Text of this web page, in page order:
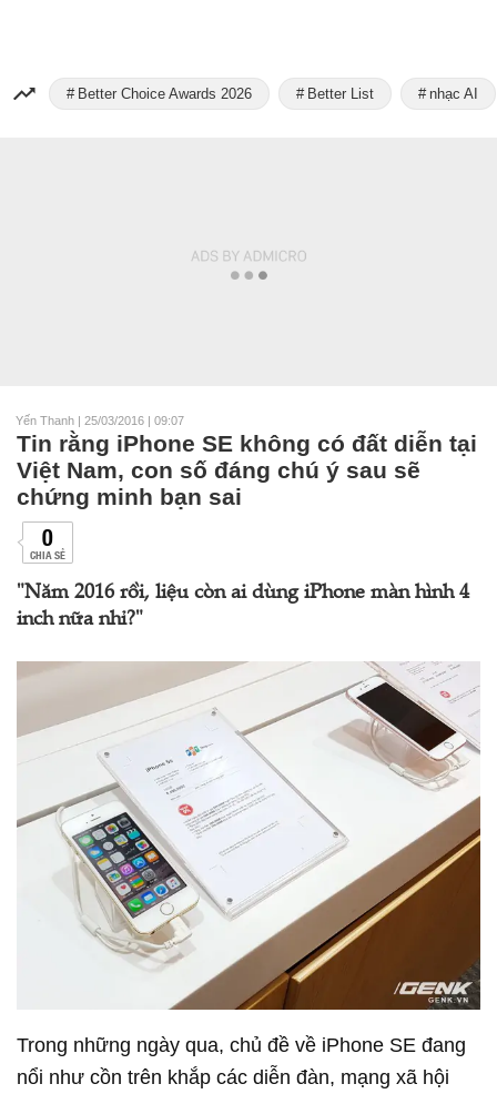
Better Choice Awards 2026 Better List nhạc AI
Yến Thanh | 25/03/2016 | 09:07
Tin rằng iPhone SE không có đất diễn tại
Việt Nam, con số đáng chú ý sau sẽ
chứng minh bạn sai
0
CHIA SẺ
"Năm 2016 rồi, liệu còn ai dùng iPhone màn hình 4
inch nữa nhỉ?"
Trong những ngày qua, chủ đề về iPhone SE đang
nổi như cồn trên khắp các diễn đàn, mạng xã hội